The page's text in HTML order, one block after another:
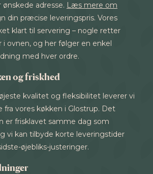
adresse. Læs mere om
din præcise leveringspris. Vores
klart til servering – nogle retter
ovnen, og her følger en enkel
med hver ordre.
og friskhed
kvalitet og fleksibilitet leverer vi
fra vores køkken i Glostrup. Det
er frisklavet samme dag som
vi kan tilbyde korte leveringstider
øjebliks-justeringer.